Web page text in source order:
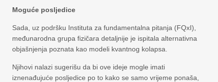
Moguće posljedice
Sada, uz podršku Instituta za fundamentalna pitanja (FQxI),
međunarodna grupa fizičara detaljnije je ispitala alternativna
objašnjenja poznata kao modeli kvantnog kolapsa.
Njihovi nalazi sugerišu da bi ove ideje mogle imati
iznenađujuće posljedice po to kako se samo vrijeme ponaša,